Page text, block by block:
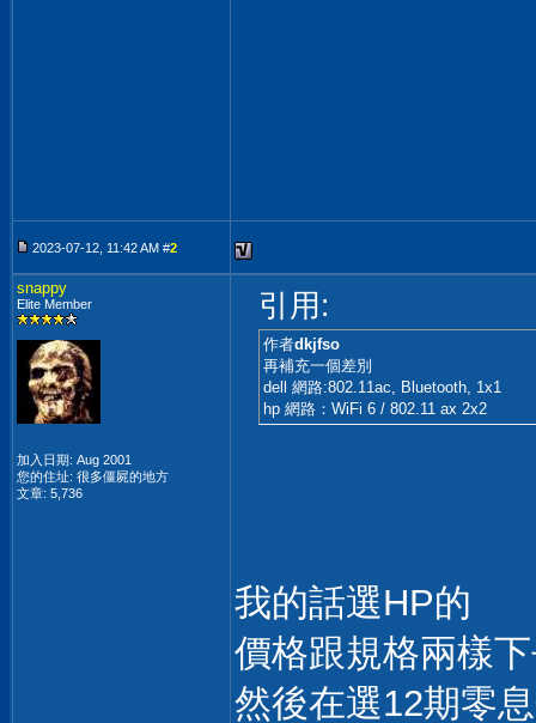
2023-07-12, 11:42 AM #2
snappy
Elite Member
加入日期: Aug 2001
您的住址: 很多僵屍的地方
文章: 5,736
引用:
作者dkjfso
再補充一個差別
dell 網路:802.11ac, Bluetooth, 1x1
hp 網路：WiFi 6 / 802.11 ax 2x2
我的話選HP的
價格跟規格兩樣
然後在選12期零